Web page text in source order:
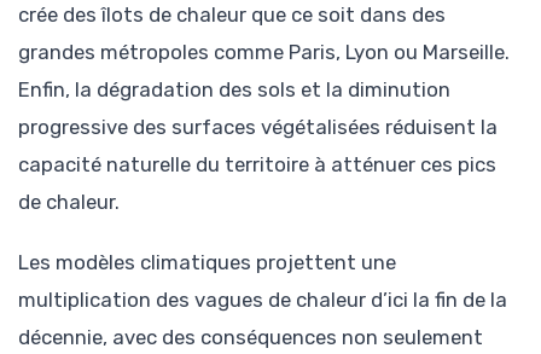
crée des îlots de chaleur que ce soit dans des
grandes métropoles comme Paris, Lyon ou Marseille.
Enfin, la dégradation des sols et la diminution
progressive des surfaces végétalisées réduisent la
capacité naturelle du territoire à atténuer ces pics
de chaleur.
Les modèles climatiques projettent une
multiplication des vagues de chaleur d’ici la fin de la
décennie, avec des conséquences non seulement